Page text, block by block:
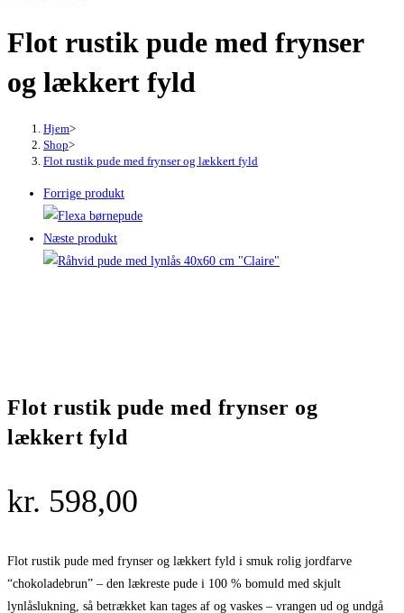
pude
frynser
lækkert
Flot rustik pude med frynser
og lækkert fyld
Hjem>
Shop>
Flot rustik pude med frynser og lækkert fyld
Forrige produkt
Næste produkt
Flot rustik pude med frynser og
lækkert fyld
kr. 598,00
Flot rustik pude med frynser og lækkert fyld i smuk rolig jordfarve
“chokoladebrun” – den lækreste pude i 100 % bomuld med skjult
lynlåslukning, så betrækket kan tages af og vaskes – vrangen ud og undgå